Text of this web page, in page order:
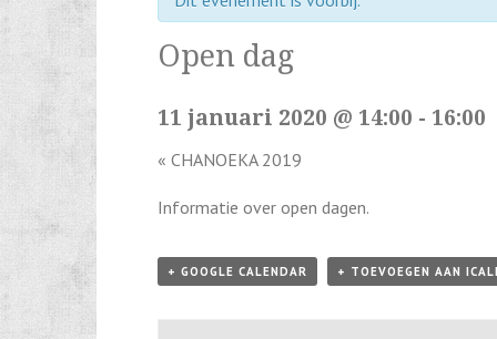
Open dag
11 januari 2020 @ 14:00 - 16:00
« CHANOEKA 2019
Informatie over open dagen.
+ GOOGLE CALENDAR + TOEVOEGEN AAN